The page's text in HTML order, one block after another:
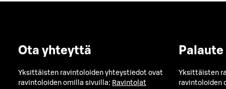
Ota yhteyttä
Yksittäisten ravintoloiden yhteystiedot ovat
ravintoloiden omilla sivuilla: Ravintolat
Palaute
Yksittäisten
ravintoloiden